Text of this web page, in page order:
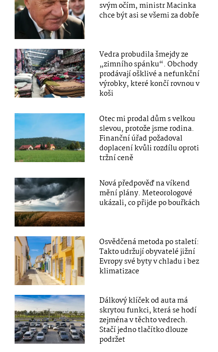
svým očím, ministr Macinka
chce být asi se všemi za dobře
Vedra probudila šmejdy ze
„zimního spánku“. Obchody
prodávají ošklivé a nefunkční
výrobky, které končí rovnou v
koši
Otec mi prodal dům s velkou
slevou, protože jsme rodina.
Finanční úřad požadoval
doplacení kvůli rozdílu oproti
tržní ceně
Nová předpověď na víkend
mění plány. Meteorologové
ukázali, co přijde po bouřkách
Osvědčená metoda po staletí:
Takto udržují obyvatelé jižní
Evropy své byty v chladu i bez
klimatizace
Dálkový klíček od auta má
skrytou funkci, která se hodí
zejména v těchto vedrech.
Stačí jedno tlačítko dlouze
podržet